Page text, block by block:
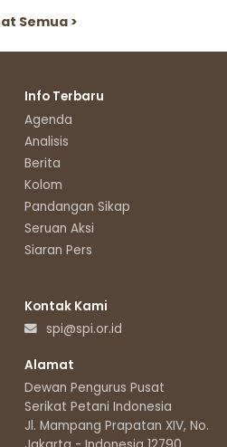
Semua >
Info Terbaru
Agenda
Analisis
Berita
Kolom
Pandangan Sikap
Seruan Aksi
Siaran Pers
Kontak Kami
spi@spi.or.id
Alamat
Dewan Pengurus Pusat
Serikat Petani Indonesia
Jl. Mampang Prapatan XIV, No.11